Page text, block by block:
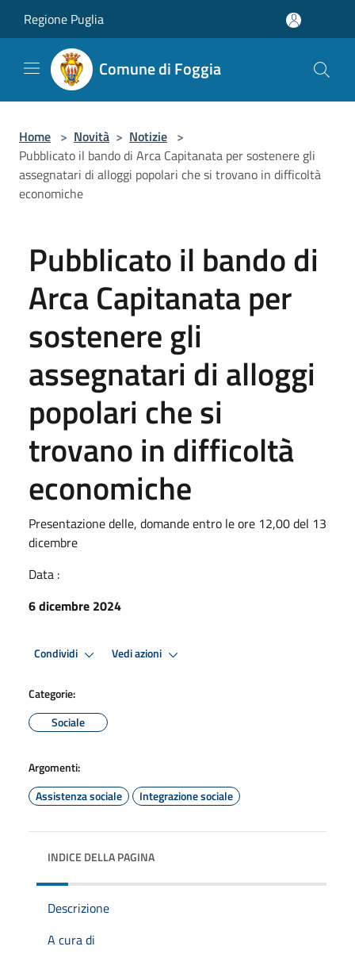
Regione Puglia
Comune di Foggia
Home > Novità > Notizie >
Pubblicato il bando di Arca Capitanata per sostenere gli
assegnatari di alloggi popolari che si trovano in difficoltà
economiche
Pubblicato il bando di
Arca Capitanata per
sostenere gli
assegnatari di alloggi
popolari che si
trovano in difficoltà
economiche
Presentazione delle, domande entro le ore 12,00 del 13
dicembre
Data :
6 dicembre 2024
Condividi Vedi azioni
Categorie:
Sociale
Argomenti:
Assistenza sociale
Integrazione sociale
INDICE DELLA PAGINA
Descrizione
A cura di